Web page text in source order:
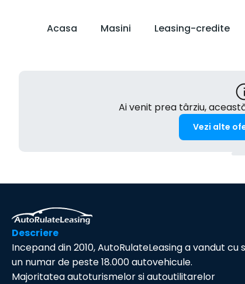
Acasa Masini Leasing-credite
Ai venit prea târziu,
Vezi alte
Descriere
Incepand din 2010, AutoRulateLeasing a vandut cu
un numar de peste 18.000 autovehicule.
Majoritatea autoturismelor si autoutilitarelor